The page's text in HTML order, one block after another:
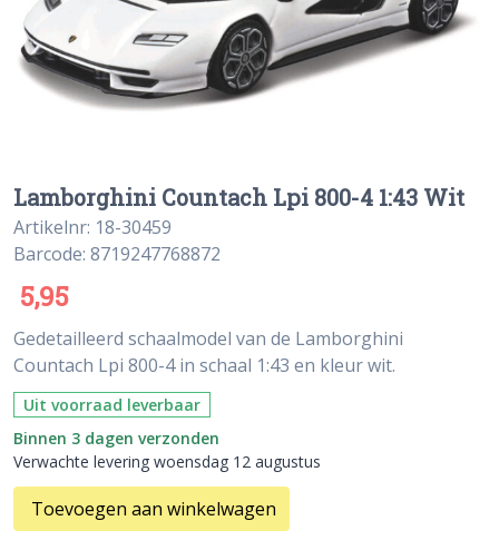
Lamborghini Countach Lpi 800-4 1:43 Wit
Artikelnr: 18-30459
Barcode: 8719247768872
5,95
Gedetailleerd schaalmodel van de Lamborghini
Countach Lpi 800-4 in schaal 1:43 en kleur wit.
Uit voorraad leverbaar
Binnen 3 dagen verzonden
Verwachte levering woensdag 12 augustus
Toevoegen aan winkelwagen